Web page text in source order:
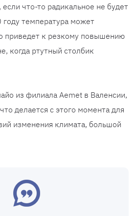
что-то радикальное не будет
температура может
приведет к резкому повышению
когда ртутный столбик
из филиала Aemet в Валенсии,
делается с этого момента для
изменения климата, большой